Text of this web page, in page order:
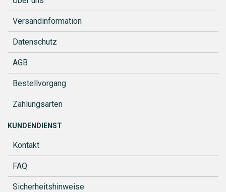
Versandinformation
Datenschutz
AGB
Bestellvorgang
Zahlungsarten
KUNDENDIENST
Kontakt
FAQ
Sicherheitshinweise